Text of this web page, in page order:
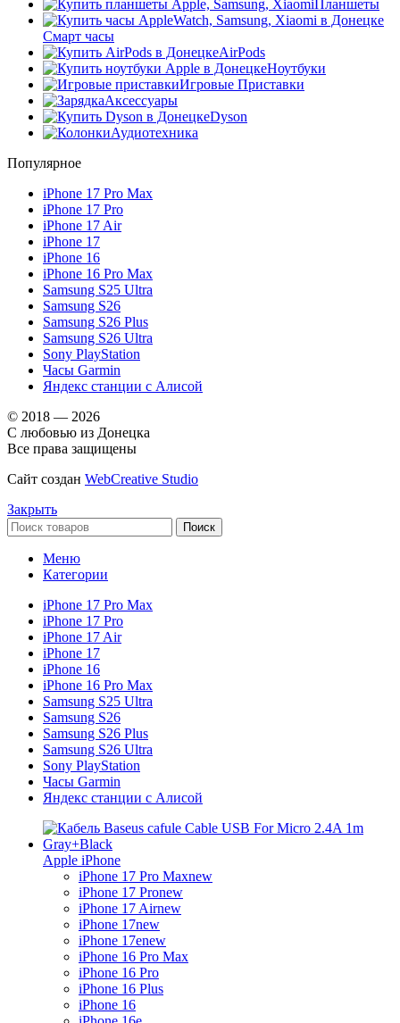
Планшеты
Смарт часы
AirPods
Ноутбуки
Игровые Приставки
Аксессуары
Dyson
Аудиотехника
Популярное
iPhone 17 Pro Max
iPhone 17 Pro
iPhone 17 Air
iPhone 17
iPhone 16
iPhone 16 Pro Max
Samsung S25 Ultra
Samsung S26
Samsung S26 Plus
Samsung S26 Ultra
Sony PlayStation
Часы Garmin
Яндекс станции с Алисой
© 2018 — 2026
С любовью из Донецка
Все права защищены
Сайт создан WebCreative Studio
Закрыть
Поиск
Меню
Категории
iPhone 17 Pro Max
iPhone 17 Pro
iPhone 17 Air
iPhone 17
iPhone 16
iPhone 16 Pro Max
Samsung S25 Ultra
Samsung S26
Samsung S26 Plus
Samsung S26 Ultra
Sony PlayStation
Часы Garmin
Яндекс станции с Алисой
Apple iPhone
iPhone 17 Pro Maxnew
iPhone 17 Pronew
iPhone 17 Airnew
iPhone 17new
iPhone 17enew
iPhone 16 Pro Max
iPhone 16 Pro
iPhone 16 Plus
iPhone 16